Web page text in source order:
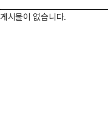
게시물이 없습니다.